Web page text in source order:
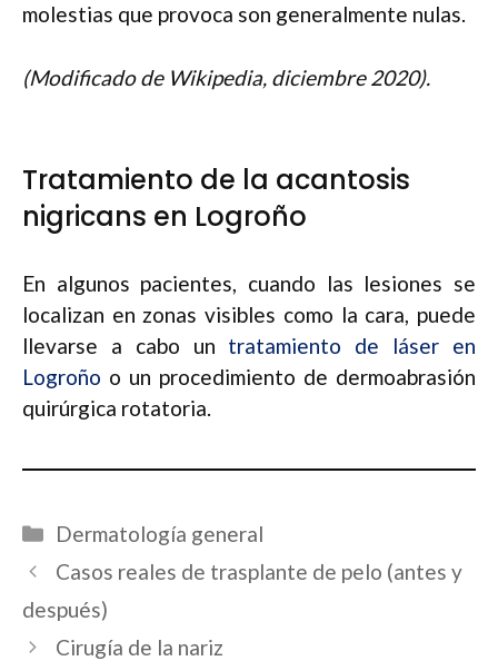
molestias que provoca son generalmente nulas.
(Modificado de Wikipedia, diciembre 2020).
Tratamiento de la acantosis
nigricans en Logroño
En algunos pacientes, cuando las lesiones se
localizan en zonas visibles como la cara, puede
llevarse a cabo un tratamiento de láser en
Logroño o un procedimiento de dermoabrasión
quirúrgica rotatoria.
Categorías
Dermatología general
Navegación
de
entradas
Casos reales de trasplante de pelo (antes y
después)
Cirugía de la nariz